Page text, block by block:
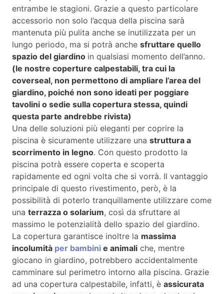
entrambe le stagioni. Grazie a questo particolare
accessorio non solo l’acqua della piscina sarà
mantenuta più pulita anche se inutilizzata per un
lungo periodo, ma si potrà anche sfruttare quello
spazio del giardino in qualsiasi momento dell’anno.
(le nostre coperture calpestabili, tra cui la
coverseal, non permettono di ampliare l’area del
giardino, poiché non sono ideati per poggiare
tavolini o sedie sulla copertura stessa, quindi
questa parte andrebbe rivista)
Una delle soluzioni più eleganti per coprire la
piscina è sicuramente utilizzare una struttura a
scorrimento in legno. Con questo prodotto la
piscina potrà essere coperta e scoperta
rapidamente ed ogni volta che si vorrà. Il vantaggio
principale di questo rivestimento, però, è la
possibilità di poterlo tranquillamente utilizzare come
una terrazza o solarium, così da sfruttare al
massimo le potenzialità dello spazio del giardino.
La copertura garantisce inoltre la massima
incolumità per bambini e animali che, mentre
giocano in giardino, potrebbero accidentalmente
camminare sul perimetro intorno alla piscina. Grazie
ad una copertura calpestabile, infatti, è assicurata